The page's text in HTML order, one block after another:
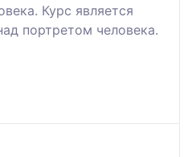
Курс является
портретом человека.